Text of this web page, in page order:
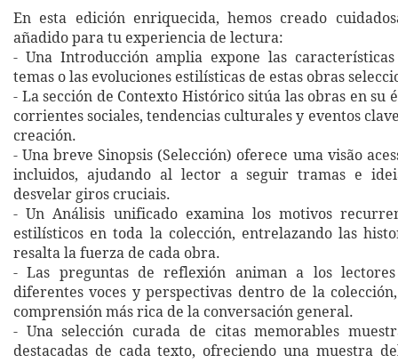
En esta edición enriquecida, hemos creado
añadido para tu experiencia de lectura:
- Una Introducción amplia expone las
temas o las evoluciones estilísticas de estas obras
- La sección de Contexto Histórico sitúa las obras en su
corrientes sociales, tendencias culturales y eventos
creación.
- Una breve Sinopsis (Selección) oferece uma visão
incluidos, ajudando al lector a seguir tramas e
desvelar giros cruciais.
- Un Análisis unificado examina los motivos
estilísticos en toda la colección, entrelazando las
resalta la fuerza de cada obra.
- Las preguntas de reflexión animan a los
diferentes voces y perspectivas dentro de la
comprensión más rica de la conversación general.
- Una selección curada de citas memorables
destacadas de cada texto, ofreciendo una muestra